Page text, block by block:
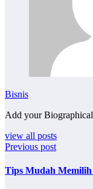
Bisnis
Add your
view all posts
Previous post
Tips Mudah